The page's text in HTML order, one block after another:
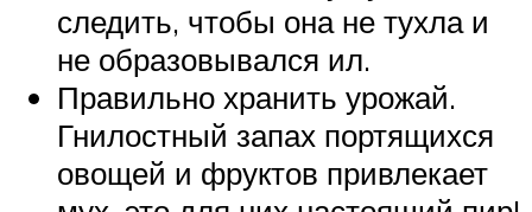
следить, чтобы она не тухла и
не образовывался ил.
Правильно хранить урожай.
Гнилостный запах портящихся
овощей и фруктов привлекает